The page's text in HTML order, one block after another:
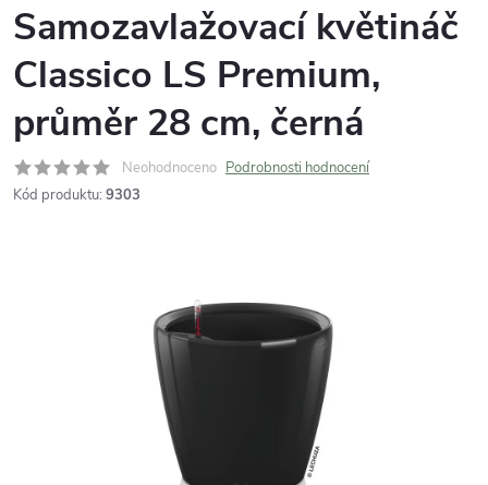
Samozavlažovací květináč
Classico LS Premium,
průměr 28 cm, černá
Neohodnoceno Podrobnosti hodnocení
Kód produktu: 9303